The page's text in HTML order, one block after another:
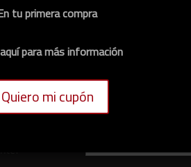
SASHIMI 6 PIEZAS
SALMÓN, O
tu primera compra
para más información
Quiero mi cupón